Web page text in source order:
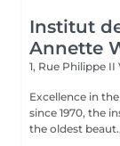
Institut
Annette
1, Rue Philippe II
Excellence in the service of
since 1970, the
the oldest